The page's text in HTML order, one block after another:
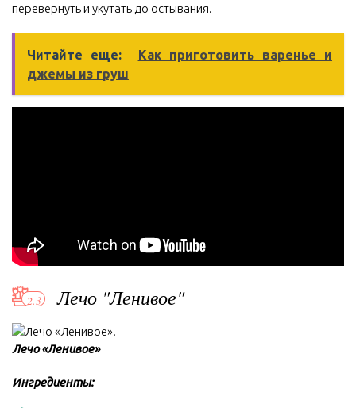
перевернуть и укутать до остывания.
Читайте еще:
Как приготовить варенье и
джемы из груш
Лечо "Ленивое"
Лечо «Ленивое»
Ингредиенты: